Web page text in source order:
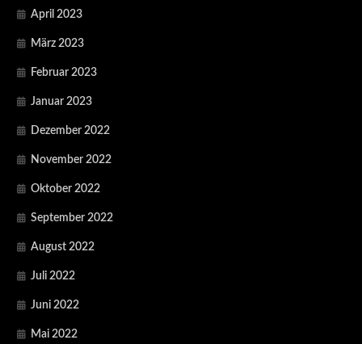
April 2023
März 2023
Februar 2023
Januar 2023
Dezember 2022
November 2022
Oktober 2022
September 2022
August 2022
Juli 2022
Juni 2022
Mai 2022